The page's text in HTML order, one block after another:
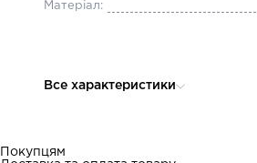
Матеріал:
Все характеристики
Покупцям